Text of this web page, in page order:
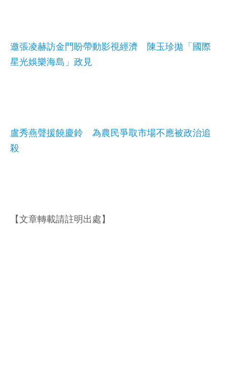
邀張凌赫訪金門盼帶動影視經濟 陳玉珍拋「國際
星光娛樂海島」政見
盧秀燕聲援饒慶鈴 為農民爭取市場不應被政治追
殺
【文章轉載請註明出處】